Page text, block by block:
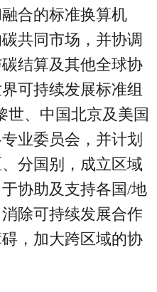
合的标准换算机
共同市场，并协调
结算及其他全球协
可持续发展标准组
世、中国北京及美国
业委员会，并计划
分国别，成立区域
协助及支持各国/地
除可持续发展合作
，加大跨区域的协